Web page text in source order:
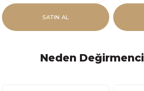
SATIN AL
Neden